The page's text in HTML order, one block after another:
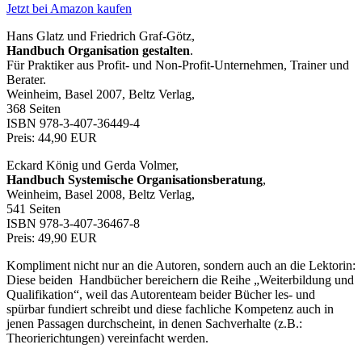
Jetzt bei Amazon kaufen
Hans Glatz und Friedrich Graf-Götz,
Handbuch Organisation gestalten.
Für Praktiker aus Profit- und Non-Profit-Unternehmen, Trainer und
Berater.
Weinheim, Basel 2007, Beltz Verlag,
368 Seiten
ISBN 978-3-407-36449-4
Preis: 44,90 EUR
Eckard König und Gerda Volmer,
Handbuch Systemische Organisationsberatung,
Weinheim, Basel 2008, Beltz Verlag,
541 Seiten
ISBN 978-3-407-36467-8
Preis: 49,90 EUR
Kompliment nicht nur an die Autoren, sondern auch an die Lektorin:
Diese beiden Handbücher bereichern die Reihe „Weiterbildung und
Qualifikation“, weil das Autorenteam beider Bücher les- und
spürbar fundiert schreibt und diese fachliche Kompetenz auch in
jenen Passagen durchscheint, in denen Sachverhalte (z.B.:
Theorierichtungen) vereinfacht werden.